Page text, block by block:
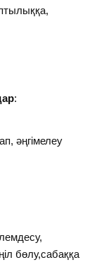
:
әңгімелеу
бөлу,сабаққа